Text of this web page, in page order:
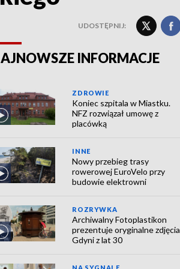
UDOSTĘPNIJ:
INFORMACJE
ZDROWIE
Koniec szpitala w Miastku.
NFZ rozwiązał umowę z
placówką
INNE
Nowy przebieg trasy
rowerowej EuroVelo przy
budowie elektrowni
ROZRYWKA
Archiwalny Fotoplastikon
prezentuje oryginalne zdjęcia
Gdyni z lat 30